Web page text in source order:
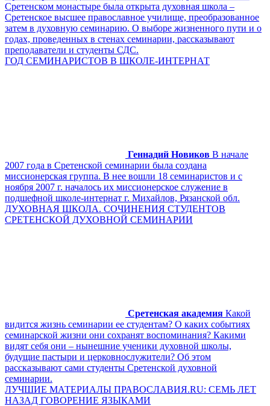
Сретенском монастыре была открыта духовная школа –
Сретенское высшее православное училище, преобразованное
затем в духовную семинарию. О выборе жизненного пути и о
годах, проведенных в стенах семинарии, рассказывают
преподаватели и студенты СДС.
ГОД СЕМИНАРИСТОВ В ШКОЛЕ-ИНТЕРНАТ
Геннадий Новиков В начале
2007 года в Сретенской семинарии была создана
миссионерская группа. В нее вошли 18 семинаристов и с
ноября 2007 г. началось их миссионерское служение в
подшефной школе-интернат г. Михайлов, Рязанской обл.
ДУХОВНАЯ ШКОЛА. СОЧИНЕНИЯ СТУДЕНТОВ
СРЕТЕНСКОЙ ДУХОВНОЙ СЕМИНАРИИ
Сретенская академия Какой
видится жизнь семинарии ее студентам? О каких событиях
семинарской жизни они сохранят воспоминания? Какими
видят себя они – нынешние ученики духовной школы,
будущие пастыри и церковнослужители? Об этом
рассказывают сами студенты Сретенской духовной
семинарии.
ЛУЧШИЕ МАТЕРИАЛЫ ПРАВОСЛАВИЯ.RU: СЕМЬ ЛЕТ
НАЗАД ГОВОРЕНИЕ ЯЗЫКАМИ